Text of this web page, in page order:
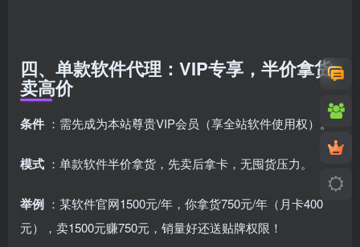
四、单款软件代理：VIP专享，半价拿货
卖高价
条件 ：需先成为本站尊贵VIP会员（享全站软件使用权）。
模式 ：单款软件半价拿货，先卖后拿卡，无囤货压力。
举例 ：某软件官网1500元/年，你拿货750元/年（月卡400
元），卖1500元赚750元，销量好还送贴牌权限！